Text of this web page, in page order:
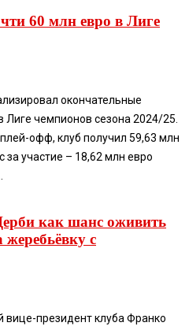
60 млн евро в Лиге
окончательные
Лиге чемпионов сезона 2024/25.
офф, клуб получил 59,63 млн
за участие – 18,62 млн евро
как шанс оживить
с
президент клуба Франко